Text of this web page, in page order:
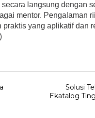
langsung dengan
mentor. Pengalaman
yang aplikatif dan
Solusi
Ekatalog